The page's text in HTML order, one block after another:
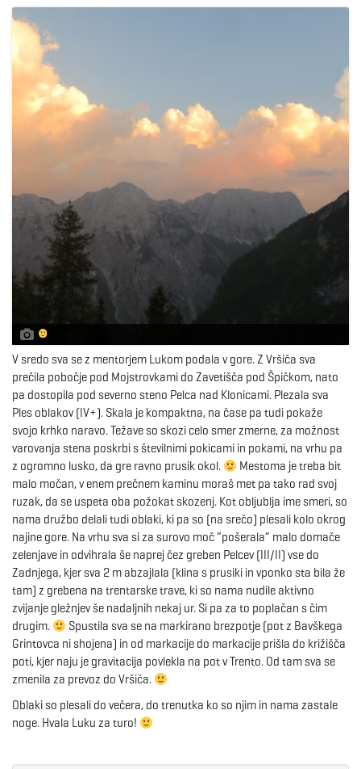
V sredo sva se z mentorjem Lukom podala v gore. Z Vršiča sva
prečila pobočje pod Mojstrovkami do Zavetišča pod Špičkom, nato
pa dostopila pod severno steno Pelca nad Klonicami. Plezala sva
Ples oblakov (IV+). Skala je kompaktna, na čase pa tudi pokaže
svojo krhko naravo. Težave so skozi celo smer zmerne, za možnost
varovanja stena poskrbi s številnimi pokicami in pokami, na vrhu pa
z ogromno lusko, da gre ravno prusik okol.
Mestoma je treba bit
malo močan, v enem prečnem kaminu moraš met pa tako rad svoj
ruzak, da se uspeta oba požokat skozenj. Kot obljublja ime smeri, so
nama družbo delali tudi oblaki, ki pa so (na srečo) plesali kolo okrog
najine gore. Na vrhu sva si za surovo moč “pošerala” malo domače
zelenjave in odvihrala še naprej čez greben Pelcev (III/II) vse do
Zadnjega, kjer sva 2 m abzajlala (klina s prusiki in vponko sta bila že
tam) z grebena na trentarske trave, ki so nama nudile aktivno
zvijanje gležnjev še nadaljnih nekaj ur. Si pa za to poplačan s čim
drugim.
Spustila sva se na markirano brezpotje (pot z Bavškega
Grintovca ni shojena) in od markacije do markacije prišla do križišča
poti, kjer naju je gravitacija povlekla na pot v Trento. Od tam sva se
zmenila za prevoz do Vršiča.
Oblaki so plesali do večera, do trenutka ko so njim in nama zastale
noge. Hvala Luku za turo!